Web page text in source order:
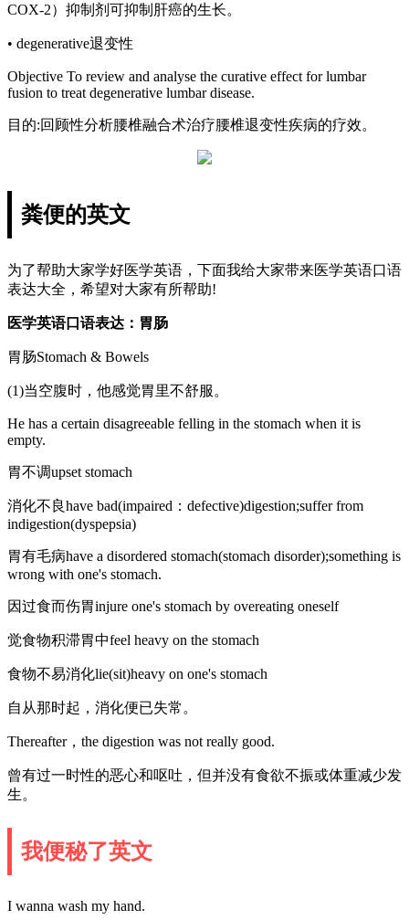
COX-2）抑制剂可抑制肝癌的生长。
• degenerative退变性
Objective To review and analyse the curative effect for lumbar
fusion to treat degenerative lumbar disease.
目的:回顾性分析腰椎融合术治疗腰椎退变性疾病的疗效。
粪便的英文
为了帮助大家学好医学英语，下面我给大家带来医学英语口语
表达大全，希望对大家有所帮助!
医学英语口语表达：胃肠
胃肠Stomach & Bowels
(1)当空腹时，他感觉胃里不舒服。
He has a certain disagreeable felling in the stomach when it is
empty.
胃不调upset stomach
消化不良have bad(impaired：defective)digestion;suffer from
indigestion(dyspepsia)
胃有毛病have a disordered stomach(stomach disorder);something is
wrong with one's stomach.
因过食而伤胃injure one's stomach by overeating oneself
觉食物积滞胃中feel heavy on the stomach
食物不易消化lie(sit)heavy on one's stomach
自从那时起，消化便已失常。
Thereafter，the digestion was not really good.
曾有过一时性的恶心和呕吐，但并没有食欲不振或体重减少发
生。
我便秘了英文
I wanna wash my hand.